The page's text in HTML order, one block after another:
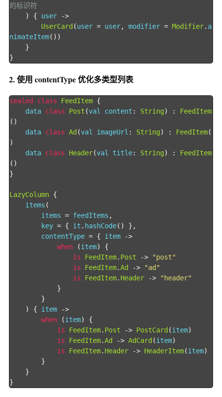
的标识符
)
{ user
->
UserCard (user = user, modifier = Modifier. a
nimateItem())
}
}
2. 使用 contentType 优化多类型列表
sealed class FeedItem {
data class Post (val content : String) :
FeedItem
()
data class Ad (val imageUrl : String) : FeedItem(
)
data class Header(val title: String) :
FeedItem
()
}
LazyColumn {
items (
items = feedItems ,
key = { it . hashCode()
},
contentType = { item
->
when
(item)
{
is
FeedItem. Post ->
"post"
is
FeedItem.Ad ->
"ad"
is
FeedItem. Header ->
"header"
}
}
)
{ item
->
when
(item)
{
is
FeedItem. Post -> PostCard (item)
is
FeedItem.Ad -> AdCard (item)
is
FeedItem. Header -> HeaderItem(item)
}
}
}